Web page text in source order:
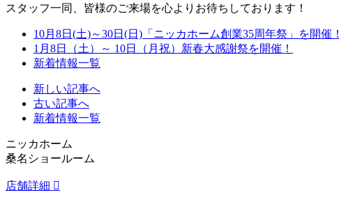
スタッフ一同、皆様のご来場を心よりお待ちしております！
10月8日(土)～30日(日)「ニッカホーム創業35周年祭」を開催！
1月8日（土）～ 10日（月祝）新春大感謝祭を開催！
新着情報一覧
新しい記事へ
古い記事へ
新着情報一覧
ニッカホーム
桑名ショールーム
店舗詳細